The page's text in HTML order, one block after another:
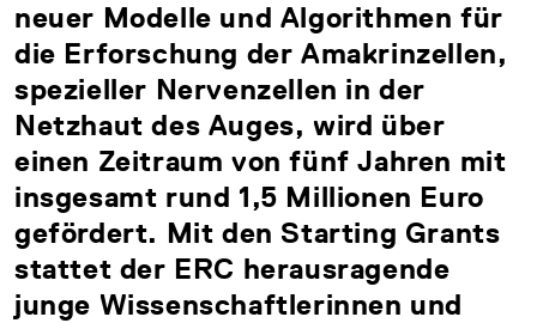
neuer Modelle und Algorithmen für
die Erforschung der Amakrinzellen,
spezieller Nervenzellen in der
Netzhaut des Auges, wird über
einen Zeitraum von fünf Jahren mit
insgesamt rund 1,5 Millionen Euro
gefördert. Mit den Starting Grants
stattet der ERC herausragende
junge Wissenschaftlerinnen und